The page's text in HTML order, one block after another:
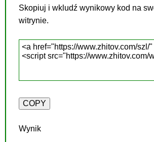
Skopiuj i wkludź wynikowy kod na
witrynie.
Wynik